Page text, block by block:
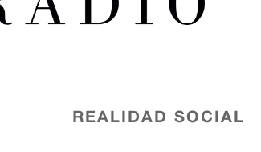
REALIDAD SOCIAL